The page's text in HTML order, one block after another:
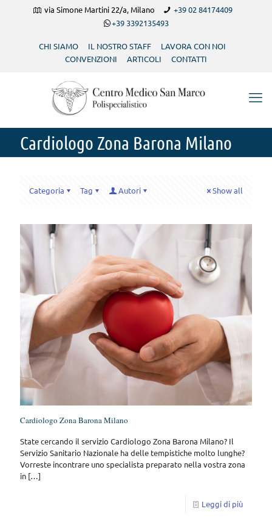
via Simone Martini 22/a, Milano
+39 02 84174409
+39 3392135493
CHI SIAMO IL NOSTRO STAFF
LAVORA CON NOI
CONVENZIONI
ARTICOLI CONTATTI
Cardiologo Zona Barona Milano
Categoria Tag Autori Show all
Cardiologo Zona Barona Milano
State cercando il servizio Cardiologo Zona Barona Milano? Il
Servizio Sanitario Nazionale ha delle tempistiche molto lunghe?
Vorreste incontrare uno specialista preparato nella vostra zona
in […]
Leggi di più